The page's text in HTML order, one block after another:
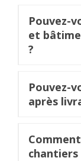
Pouvez-
et
?
Pouvez-
après
chantiers